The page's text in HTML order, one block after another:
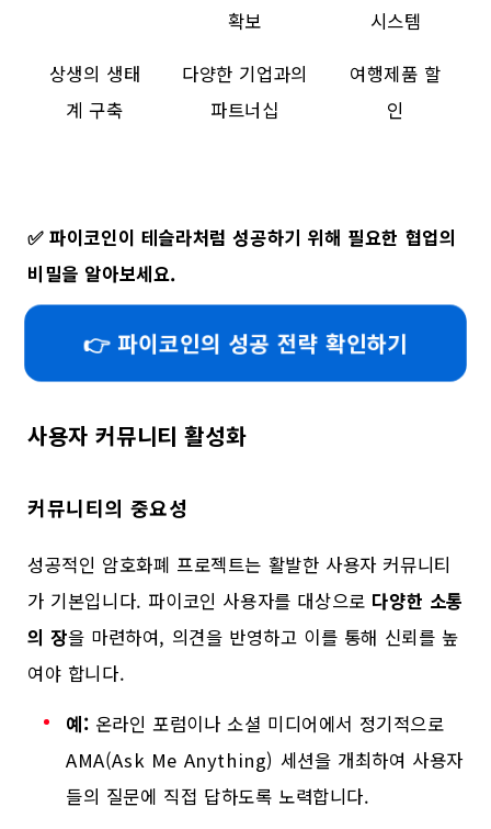
확보
시스템
상생의 생태
계 구축
다양한 기업과의
파트너십
여행제품 할
인
✅파이코인이 테슬라처럼 성공하기 위해 필요한 협업의
비밀을 알아보세요.
👉 파이코인의 성공 전략 확인하기
사용자 커뮤니티 활성화
커뮤니티의 중요성
성공적인 암호화폐 프로젝트는 활발한 사용자 커뮤니티
가 기본입니다. 파이코인 사용자를 대상으로 다양한 소통
의 장을 마련하여, 의견을 반영하고 이를 통해 신뢰를 높
여야 합니다.
예: 온라인 포럼이나 소셜 미디어에서 정기적으로
AMA(Ask Me Anything) 세션을 개최하여 사용자
들의 질문에 직접 답하도록 노력합니다.